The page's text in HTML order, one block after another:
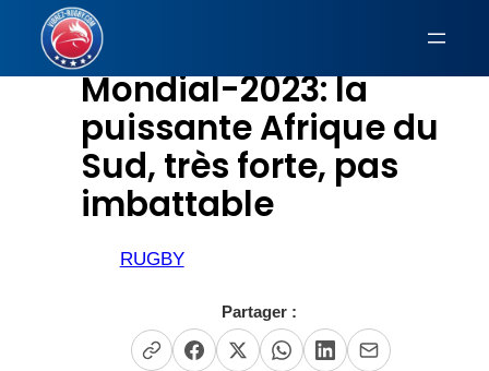
Aller
contenu Mondial-2023: la
puissante Afrique du
Sud, très forte, pas
imbattable
RUGBY
Partager :